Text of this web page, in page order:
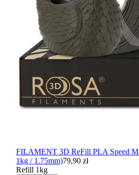
FILAMENT 3D ReFill PLA Speed
1kg / 1.75mm)79,90 zł
Refill 1kg